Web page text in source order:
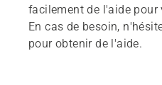
facilement de l'aide
En cas de besoin,
pour obtenir de l'aide.